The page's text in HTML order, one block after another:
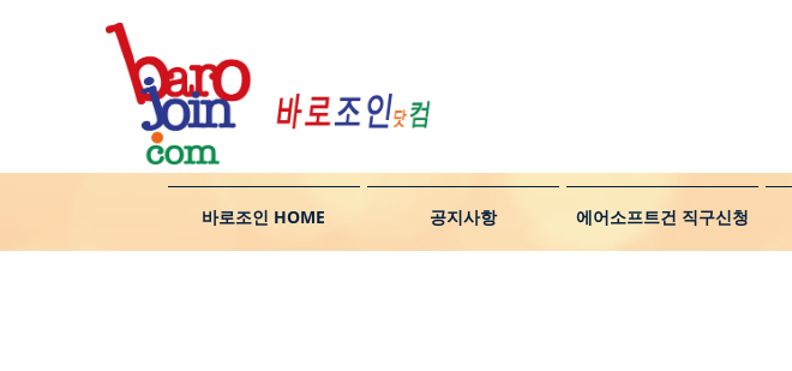
바로조인 HOME 공지사항 에어소프트건 직구신청